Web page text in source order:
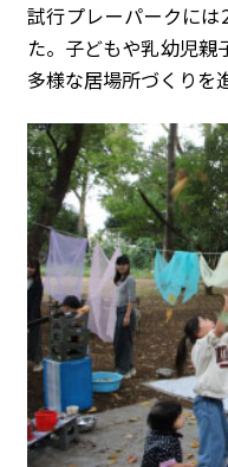
試行プレーパークに
た。子どもや乳幼児親
多様な居場所づくりを